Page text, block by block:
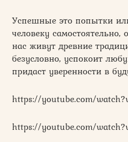
Успешные это попытки
человеку самостоятельно,
нас живут древние
безусловно, успокоит
придаст уверенности в
https://youtube.com/
https://youtube.com/